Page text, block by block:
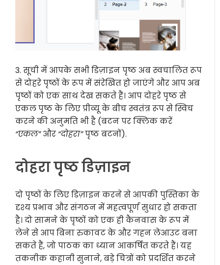
3. सूची में आपके सभी डिज़ाइन पृष्ठ अब स्वचालित रूप
से दोहरे पृष्ठों के रूप में संरेखित हो जाएंगे और आप अब
पृष्ठों को एक साथ देख सकते हैं। आप दोहरे पृष्ठ से
एकल पृष्ठ के लिए प्रीव्यू के बीच स्वतंत्र रूप से स्विच
करने की अनुमति भी है (बटन पर क्लिक करें
“एकल”और “दोहरा”पृष्ठ बटनों).
दोहरा पृष्ठ डिज़ाइन
दो पृष्ठों के लिए डिज़ाइन करने से आपकी पुस्तिका के
दृश्य प्रभाव और संगठन में महत्वपूर्ण सुधार हो सकता
है। दो सामने के पृष्ठों को एक ही कैनवास के रूप में
लेने से आप बिना रुकावट के और गहन लेआउट बना
सकते हैं, जो पाठक का ध्यान आकर्षित करते हैं। यह
तकनीक कहानी सुनाने, बड़े चित्रों को प्रदर्शित करने